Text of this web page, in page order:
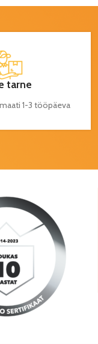
tarne
1-3 tööpäeva